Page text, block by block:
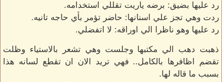
رد عليها بضيق: برضه ياريت تقللي استخدامه.
ردت وهي تجز علي اسنانها: حاضر تؤمر بأي حاجه تانيه.
رد عليها وهو ناظرا الي اوراقه: لا اتفضلي.
ذهبت دهب الي مكتبها وجلست وهي تشعر بالاستياء وظلت
تقضم اظافرها بالكامل.. فهي تريد الان ان تقطع لسانه هذا
بسبب ما قاله لها.